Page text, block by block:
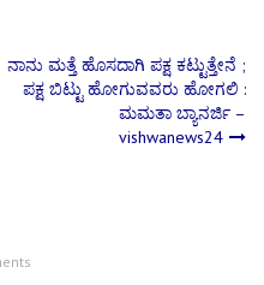
ನಾನು ಮತ್ತೆ ಹೊಸದಾಗಿ ಪಕ್ಷ ಕಟ್ಟುತ್ತೇನೆ ;
ಪಕ್ಷ ಬಿಟ್ಟು ಹೋಗುವವರು ಹೋಗಲಿ :
ಮಮತಾ ಬ್ಯಾನರ್ಜಿ –
vishwanews24